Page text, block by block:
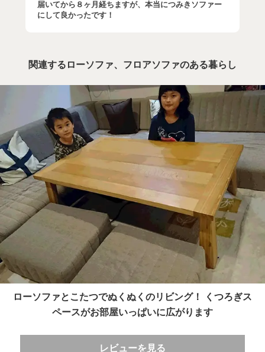
届いてから８ヶ月経ちますが、本当につみきソファー
にして良かったです！
関連するローソファ、フロアソファのある暮らし
ローソファとこたつでぬくぬくのリビング！ くつろぎス
ペースがお部屋いっぱいに広がります
レビューを見る